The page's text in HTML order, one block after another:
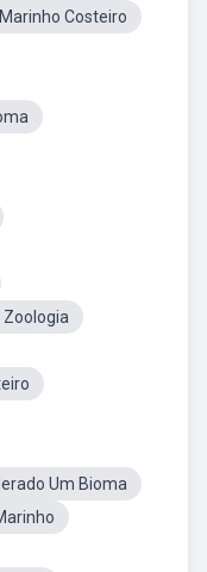
Costeiro
Um Bioma